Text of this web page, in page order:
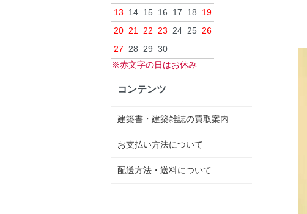
13
14 15 16 17 18
19
20 21 22 23 24 25 26
27 28 29 30
※赤文字の日はお休み
コンテンツ
建築書・建築雑誌の買取案内
お支払い方法について
配送方法・送料について